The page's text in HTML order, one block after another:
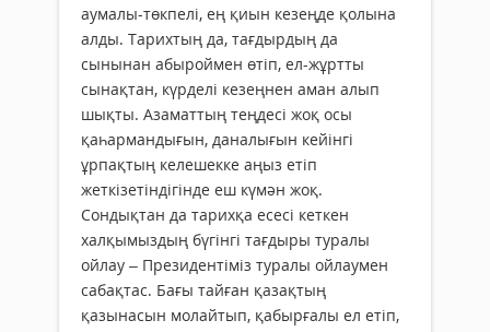
аумалы-төкпелі, ең қиын кезеңде қолына
алды. Тарихтың да, тағдырдың да
сынынан абыроймен өтіп, ел-жұртты
сынақтан, күрделі кезеңнен аман алып
шықты. Азаматтың теңдесі жоқ осы
қаһармандығын, даналығын кейінгі
ұрпақтың келешекке аңыз етіп
жеткізетіндігінде еш күмән жоқ.
Сондықтан да тарихқа есесі кеткен
халқымыздың бүгінгі тағдыры туралы
ойлау – Президентіміз туралы ойлаумен
сабақтас. Бағы тайған қазақтың
қазынасын молайтып, қабырғалы ел етіп,